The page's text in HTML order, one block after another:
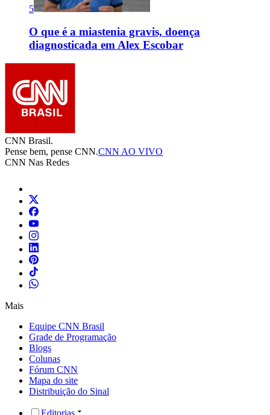
5
O que é a miastenia gravis, doença
diagnosticada em Alex Escobar
CNN Brasil.
Pense bem, pense CNN.CNN AO VIVO
CNN Nas Redes
Mais
Equipe CNN Brasil
Grade de Programação
Blogs
Colunas
Fórum CNN
Mapa do site
Distribuição do Sinal
Editorias